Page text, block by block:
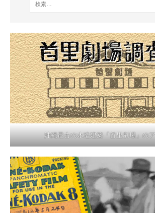
沖縄最古の木造建築「首里劇場」の